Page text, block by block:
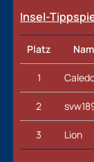
Insel-
Platz
1
2
3 Lion